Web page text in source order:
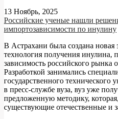
13 Ноябрь, 2025
Российские ученые нашли
импортозависимости по инулину
В Астрахани была создана новая
технология получения инулина,
зависимость российского рынка
Разработкой занимались
государственного технического
в пресс-службе вуза, вуз уже
предложенную методику,
существующие отечественные и